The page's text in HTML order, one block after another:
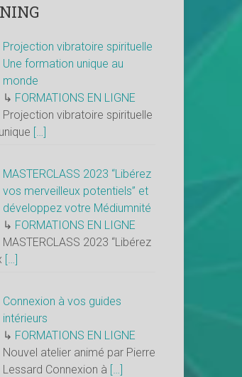
Projection vibratoire spirituelle
Une formation unique au
monde
↳ FORMATIONS EN LIGNE
Projection vibratoire spirituelle
[…]
MASTERCLASS 2023 “Libérez
vos merveilleux potentiels” et
développez votre Médiumnité
↳ FORMATIONS EN LIGNE
MASTERCLASS 2023 “Libérez
[…]
Connexion à vos guides
intérieurs
↳ FORMATIONS EN LIGNE
Nouvel atelier animé par Pierre
Lessard Connexion à […]